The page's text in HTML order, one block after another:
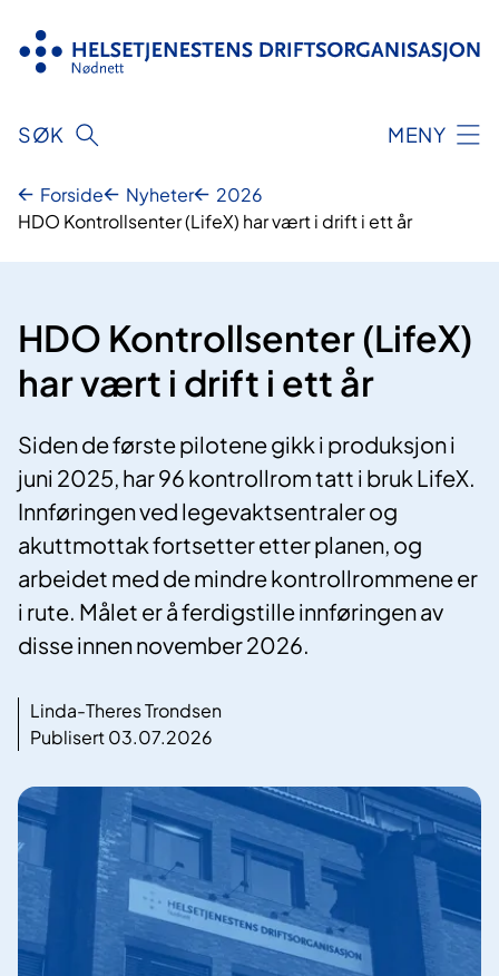
innhold
SØK MENY
Forside Nyheter
2026
HDO Kontrollsenter (LifeX) har vært i drift i ett år
HDO Kontrollsenter (LifeX)
har vært i drift i ett år
Siden de første pilotene gikk i produksjon i
juni 2025, har 96 kontrollrom tatt i bruk LifeX.
Innføringen ved legevaktsentraler og
akuttmottak fortsetter etter planen, og
arbeidet med de mindre kontrollrommene er
i rute. Målet er å ferdigstille innføringen av
disse innen november 2026.
Linda-Theres Trondsen
Publisert 03.07.2026